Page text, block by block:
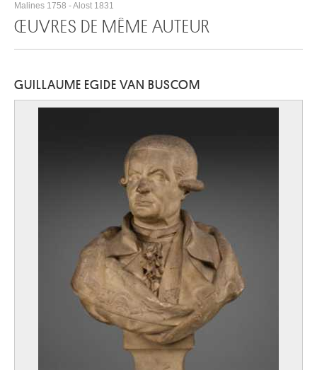
Malines 1758 - Alost 1831
ŒUVRES DE MÊME AUTEUR
GUILLAUME EGIDE VAN BUSCOM